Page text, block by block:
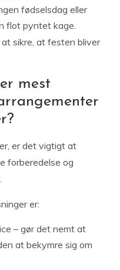
fødselsdag eller
flot pyntet kage.
sikre, at festen bliver
mest
er det vigtigt at
forberedelse og
er:
– gør det nemt at
at bekymre sig om